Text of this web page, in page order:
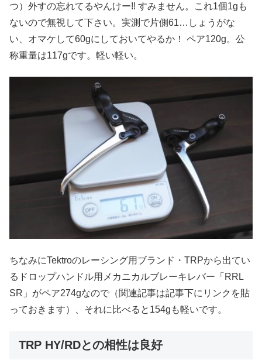
つ）外すの忘れてるやんけー!! すみません。これ1個1gも
ないので無視して下さい。実測で片側61…しょうがな
い、オマケして60gにしておいてやるか！ ペア120g。公
称重量は117gです。軽い軽い。
ちなみにTektroのレーシング用ブランド・TRPから出てい
るドロップハンドル用メカニカルブレーキレバー「RRL
SR」がペア274gなので（関連記事は記事下にリンクを貼
っておきます）、それに比べると154gも軽いです。
TRP HY/RDとの相性は良好